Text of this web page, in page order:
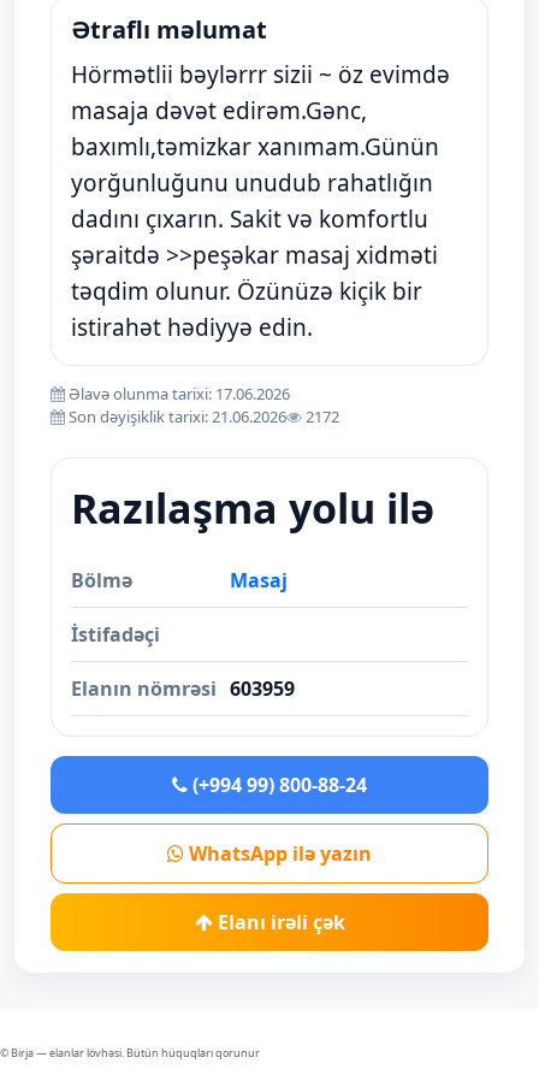
Ətraflı məlumat
Hörmətlii bəylərrr sizii ~ öz evimdə
masaja dəvət edirəm.Gənc,
baxımlı,təmizkar xanımam.Günün
yorğunluğunu unudub rahatlığın
dadını çıxarın. Sakit və komfortlu
şəraitdə >>peşəkar masaj xidməti
təqdim olunur. Özünüzə kiçik bir
istirahət hədiyyə edin.
Əlavə olunma tarixi: 17.06.2026
Son dəyişiklik tarixi: 21.06.2026
2172
Razılaşma yolu ilə
Bölmə Masaj
İstifadəçi
Elanın nömrəsi 603959
(+994 99) 800-88-24
WhatsApp ilə yazın
Elanı irəli çək
© Birja — elanlar lövhəsi. Bütün hüquqları qorunur